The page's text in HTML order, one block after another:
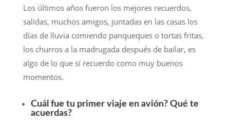
Los últimos años fueron los mejores recuerdos,
salidas, muchos amigos, juntadas en las casas los
días de lluvia comiendo panqueques o tortas fritas,
los churros a la madrugada después de bailar, es
algo de lo que sí recuerdo como muy buenos
momentos.
Cuál fue tu primer viaje en avión? Qué te
acuerdas?